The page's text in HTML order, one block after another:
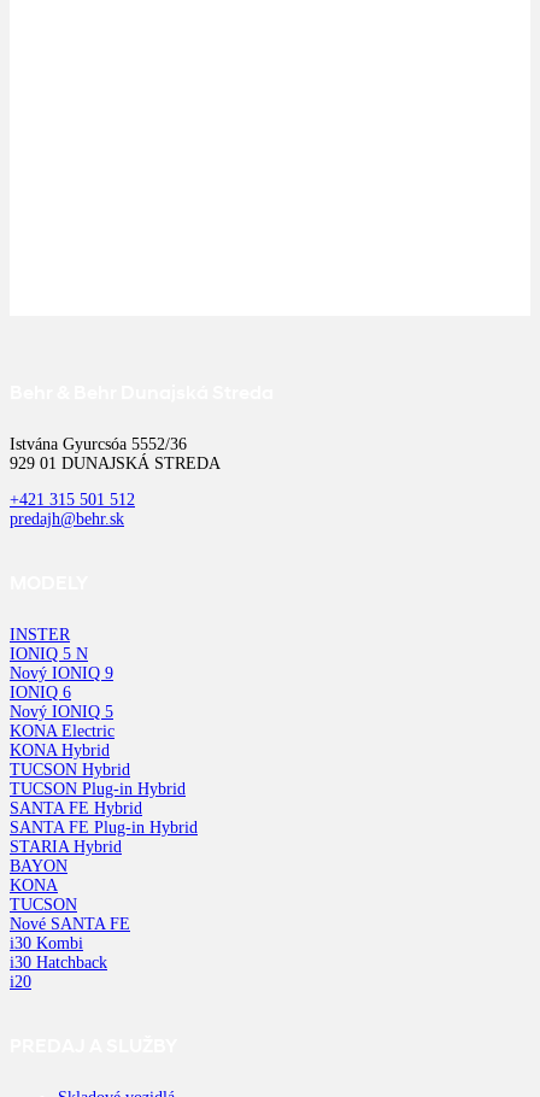
Istvána Gyurcsóa 5552/36
929 01 DUNAJSKÁ STREDA
+421 315 501 512
predajh@behr.sk
INSTER
IONIQ 5 N
Nový IONIQ 9
IONIQ 6
Nový IONIQ 5
KONA Electric
KONA Hybrid
TUCSON Hybrid
TUCSON Plug-in Hybrid
SANTA FE Hybrid
SANTA FE Plug-in Hybrid
STARIA Hybrid
BAYON
KONA
TUCSON
Nové SANTA FE
i30 Kombi
i30 Hatchback
i20